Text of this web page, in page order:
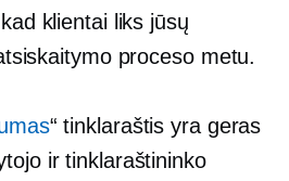
klientai liks jūsų
proceso metu.
“ tinklaraštis yra geras
ir tinklaraštininko